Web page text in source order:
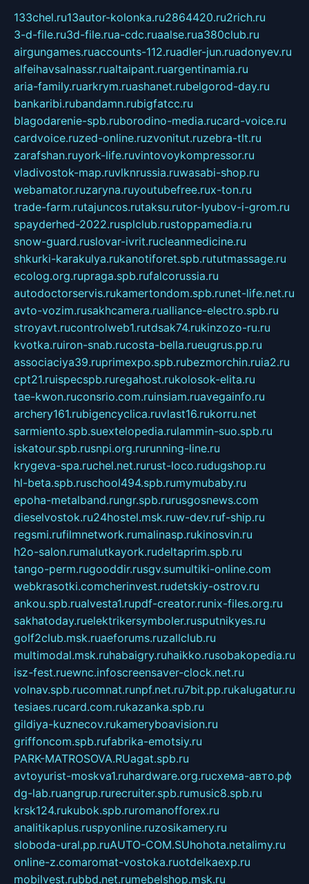
133chel.ru13autor-kolonka.ru2864420.ru2rich.ru
3-d-file.ru3d-file.rua-cdc.ruaalse.rua380club.ru
airgungames.ruaccounts-112.ruadler-jun.ruadonyev.ru
alfeihavsalnassr.rualtaipant.ruargentinamia.ru
aria-family.ruarkrym.ruashanet.rubelgorod-day.ru
bankaribi.rubandamn.rubigfatcc.ru
blagodarenie-spb.ruborodino-media.rucard-voice.ru
cardvoice.ruzed-online.ruzvonitut.ruzebra-tlt.ru
zarafshan.ruyork-life.ruvintovoykompressor.ru
vladivostok-map.ruvlknrussia.ruwasabi-shop.ru
webamator.ruzaryna.ruyoutubefree.rux-ton.ru
trade-farm.rutajuncos.rutaksu.rutor-lyubov-i-grom.ru
spayderhed-2022.rusplclub.rustoppamedia.ru
snow-guard.ruslovar-ivrit.rucleanmedicine.ru
shkurki-karakulya.rukanotiforet.spb.rututmassage.ru
ecolog.org.rupraga.spb.rufalcorussia.ru
autodoctorservis.rukamertondom.spb.runet-life.net.ru
avto-vozim.rusakhcamera.rualliance-electro.spb.ru
stroyavt.rucontrolweb1.rutdsak74.rukinzozo-ru.ru
kvotka.ruiron-snab.rucosta-bella.rueugrus.pp.ru
associaciya39.ruprimexpo.spb.rubezmorchin.ruia2.ru
cpt21.ruispecspb.ruregahost.rukolosok-elita.ru
tae-kwon.ruconsrio.com.ruinsiam.ruavegainfo.ru
archery161.rubigencyclica.ruvlast16.rukorru.net
sarmiento.spb.suextelopedia.rulammin-suo.spb.ru
iskatour.spb.rusnpi.org.rurunning-line.ru
krygeva-spa.ruchel.net.rurust-loco.rudugshop.ru
hl-beta.spb.ruschool494.spb.rumymubaby.ru
epoha-metalband.rungr.spb.rurusgosnews.com
dieselvostok.ru24hostel.msk.ruw-dev.ruf-ship.ru
regsmi.rufilmnetwork.rumalinasp.rukinosvin.ru
h2o-salon.rumalutkayork.rudeltaprim.spb.ru
tango-perm.rugooddir.rusgv.sumultiki-online.com
webkrasotki.comcherinvest.rudetskiy-ostrov.ru
ankou.spb.rualvesta1.rupdf-creator.runix-files.org.ru
sakhatoday.ruelektrikersymboler.rusputnikyes.ru
golf2club.msk.ruaeforums.ruzallclub.ru
multimodal.msk.ruhabaigry.ruhaikko.rusobakopedia.ru
isz-fest.ruewnc.infoscreensaver-clock.net.ru
volnav.spb.rucomnat.runpf.net.ru7bit.pp.rukalugatur.ru
tesiaes.rucard.com.rukazanka.spb.ru
gildiya-kuznecov.rukameryboavision.ru
griffoncom.spb.rufabrika-emotsiy.ru
PARK-MATROSOVA.RUagat.spb.ru
avtoyurist-moskva1.ruhardware.org.ruсхема-авто.рф
dg-lab.ruangrup.rurecruiter.spb.rumusic8.spb.ru
krsk124.rukubok.spb.ruromanofforex.ru
analitikaplus.ruspyonline.ruzosikamery.ru
sloboda-ural.pp.ruAUTO-COM.SUhohota.netalimy.ru
online-z.comaromat-vostoka.ruotdelkaexp.ru
mobilvest.rubbd.net.rumebelshop.msk.ru